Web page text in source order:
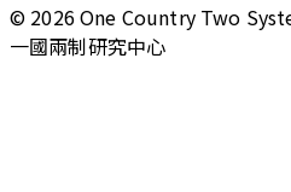
© 2026One Country Two
一國兩制研究中心